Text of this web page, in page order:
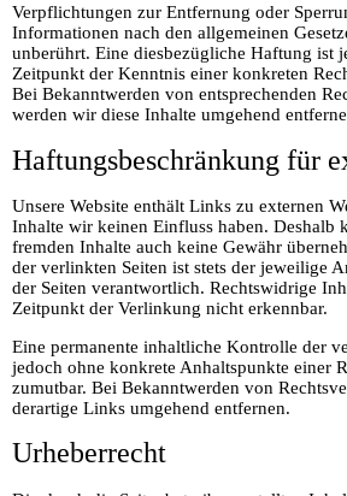
Verpflichtungen zur Entfernung oder
Informationen nach den allgemeinen
unberührt. Eine diesbezügliche Haftung ist
Zeitpunkt der Kenntnis einer konkreten
Bei Bekanntwerden von entsprechenden
werden wir diese Inhalte umgehend
Haftungsbeschränkung für
Unsere Website enthält Links zu externen
Inhalte wir keinen Einfluss haben. Deshalb
fremden Inhalte auch keine Gewähr
der verlinkten Seiten ist stets der jeweilige
der Seiten verantwortlich. Rechtswidrige
Zeitpunkt der Verlinkung nicht erkennbar.
Eine permanente inhaltliche Kontrolle der
jedoch ohne konkrete Anhaltspunkte einer
zumutbar. Bei Bekanntwerden von
derartige Links umgehend entfernen.
Urheberrecht